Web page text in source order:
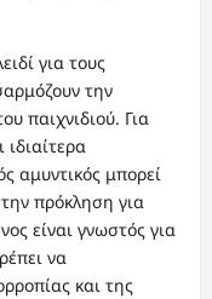
για τους
την
παιχνιδιού. Για
αμυντικός μπορεί
πρόκληση για
είναι γνωστός για
να
και της